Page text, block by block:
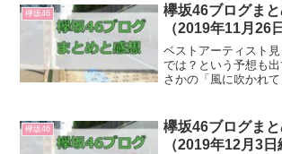
関係ないのはぺーち
欅坂46
欅坂46ブログま
（2019年11月26
ベストアーティスト
では？という予想も
さかの「風に吹かれ
ィションも良さげです
いたけど、あれは...
欅坂46
欅坂46ブログま
（2019年12月3日